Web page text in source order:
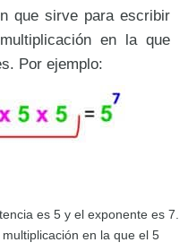
que sirve para escribir
en la que
Por ejemplo:
es 5 y el exponente es 7.
en la que el 5